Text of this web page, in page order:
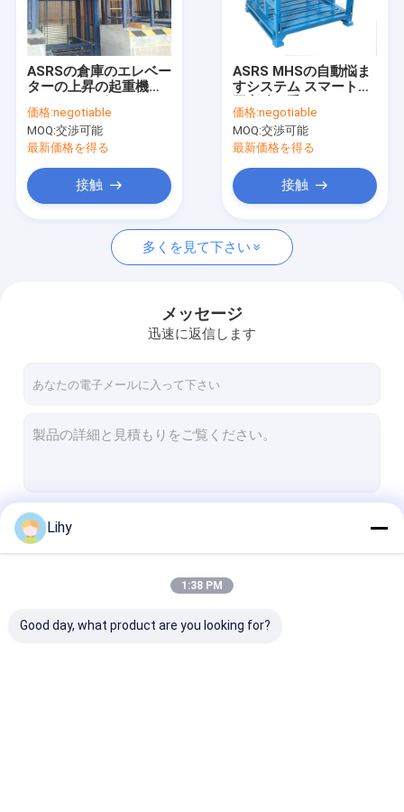
工場ツアー
品質管理
連絡 ください
ニュース
事件
自動化されたマテリアルズ・ハンドリング・システム
ASRSのスタッカー クレーン
倉庫のシャトル システム
システムを分類するコンベヤー
WMS WCS
ASRSの倉庫のエレベー
ターの上昇の起重機は
リング・システムを自
動化した
価格:negotiable
MOQ:交渉可能
最新価格を得る
接触
ASRS MHSの自動悩ま
すシステム スマートな
の積み重ね
価格:negotiable
MOQ:交渉可能
最新価格を得る
接触
多くを見て下さい
メッセージ
迅速に返信します
Lihy
1:38 PM
Good day, what product are you looking for?